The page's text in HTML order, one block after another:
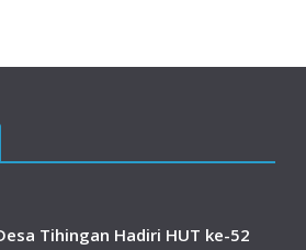
Tihingan Hadiri HUT ke-52